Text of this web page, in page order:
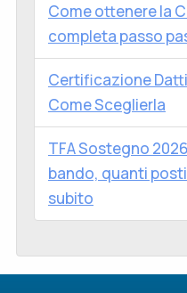
Come ottenere la
completa passo
Certificazione
Come Sceglierla
TFA Sostegno
bando, quanti
subito